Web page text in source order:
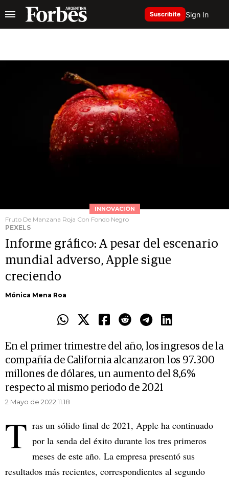
Suscribite Sign In
INNOVACIÓN
Fruto De Manzana Roja Con Fondo Negro
PEXELS
Informe gráfico: A pesar del escenario
mundial adverso, Apple sigue
creciendo
Mónica Mena Roa
En el primer trimestre del año, los ingresos de la
compañía de California alcanzaron los 97.300
millones de dólares, un aumento del 8,6%
respecto al mismo periodo de 2021
2 Mayo de 2022 11.18
T ras un sólido final de 2021, Apple ha continuado
por la senda del éxito durante los tres primeros
meses de este año. La empresa presentó sus
resultados más recientes, correspondientes al segundo